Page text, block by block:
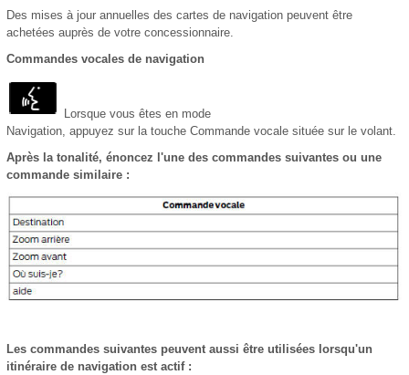
Des mises à jour annuelles des cartes de navigation peuvent être
achetées auprès de votre concessionnaire.
Commandes vocales de navigation
Lorsque vous êtes en mode
Navigation, appuyez sur la touche Commande vocale située sur le volant.
Après la tonalité, énoncez l'une des commandes suivantes ou une
commande similaire :
Les commandes suivantes peuvent aussi être utilisées lorsqu'un
itinéraire de navigation est actif :